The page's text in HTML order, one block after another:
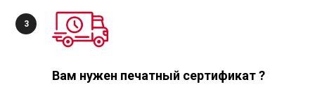
Вам нужен печатный сертификат ?